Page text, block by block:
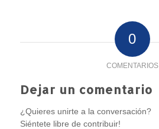
0
COMENTARIOS
Dejar un comentario
¿Quieres unirte a la conversación?
Siéntete libre de contribuir!